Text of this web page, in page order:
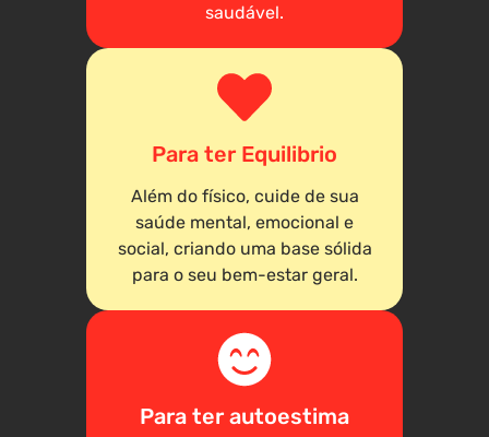
saudável.
Para ter Equilibrio
Além do físico, cuide de sua
saúde mental, emocional e
social, criando uma base sólida
para o seu bem-estar geral.
Para ter autoestima